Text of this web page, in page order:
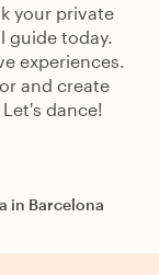
your private
guide today.
experiences.
and create
dance!
in Barcelona